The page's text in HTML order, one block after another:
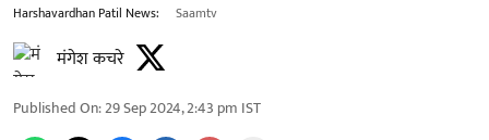
Harshavardhan Patil News: Saamtv
मंगेश कचरे
Published On:29 Sep 2024, 2:43 pm IST